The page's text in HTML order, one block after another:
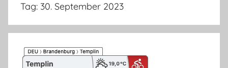
Tag: 30. September 2023